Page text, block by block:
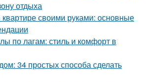
отдыха
своими руками: основные
по лагам: стиль и комфорт в
34 простых способа сделать